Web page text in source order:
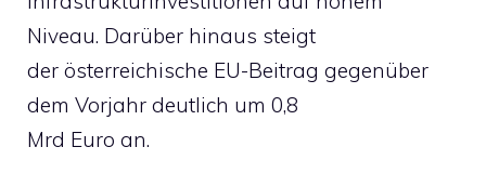
Niveau. Darüber hinaus steigt
der österreichische EU-Beitrag gegenüber
dem Vorjahr deutlich um 0,8
Mrd Euro an.